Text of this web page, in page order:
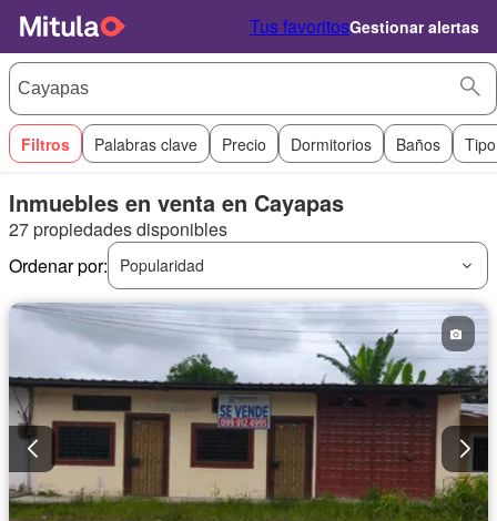
Tus favoritosGestionar alertas
Filtros Palabras clave Precio Dormitorios Baños
Inmuebles en venta en Cayapas
27 propiedades disponibles
Ordenar por:
Popularidad